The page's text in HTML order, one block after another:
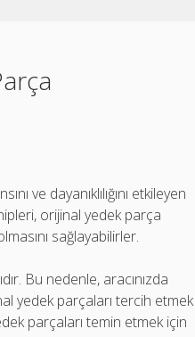
ve dayanıklılığını etkileyen
orijinal yedek parça
sağlayabilirler.
Bu nedenle, aracınızda
yedek parçaları tercih etmek
parçaları temin etmek için